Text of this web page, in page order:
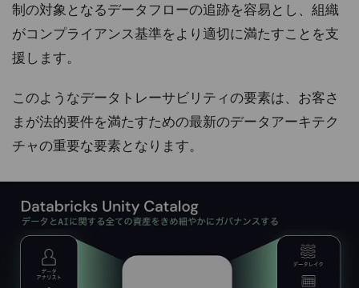
制の対象となるデータフローの追跡を容易とし、組織
がコンプライアンス基準をより適切に満たすことを支
援します。
このようなデータトレーサビリティの要素は、お客さ
まが法的要件を満たすための最新のデータアーキテク
チャの重要な要素となります。